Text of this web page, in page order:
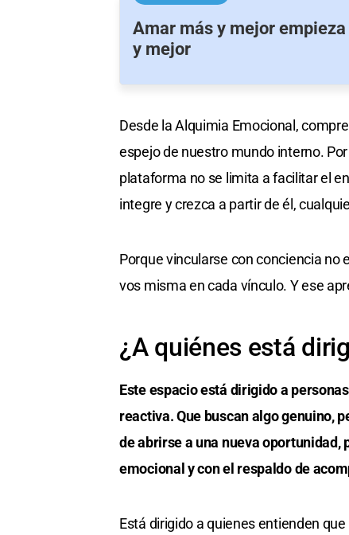
Amar más y mejor
y mejor
Desde la Alquimia Emocional,
espejo de nuestro mundo interno.
plataforma no se limita a facilitar el
integre y crezca a partir de él,
Porque vincularse con conciencia no
vos misma en cada vínculo. Y ese
¿A quiénes está
Este espacio está dirigido a
reactiva. Que buscan algo genuino,
de abrirse a una nueva oportunidad,
emocional y con el respaldo de
Está dirigido a quienes entienden